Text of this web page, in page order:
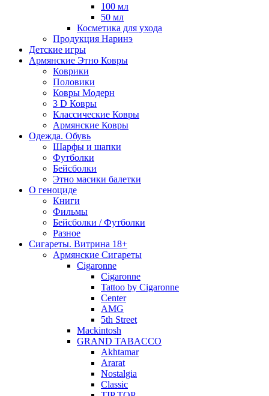
100 мл
50 мл
Косметика для ухода
Продукция Наринэ
Детские игры
Армянские Этно Ковры
Коврики
Половики
Ковры Модерн
3 D Ковры
Классические Ковры
Армянские Ковры
Одежда. Обувь
Шарфы и шапки
Футболки
Бейсболки
Этно масики балетки
О геноциде
Книги
Фильмы
Бейсболки / Футболки
Разное
Сигареты. Витрина 18+
Армянские Сигареты
Cigaronne
Cigaronne
Tattoo by Cigaronne
Center
AMG
5th Street
Mackintosh
GRAND TABACCO
Akhtamar
Ararat
Nostalgia
Classic